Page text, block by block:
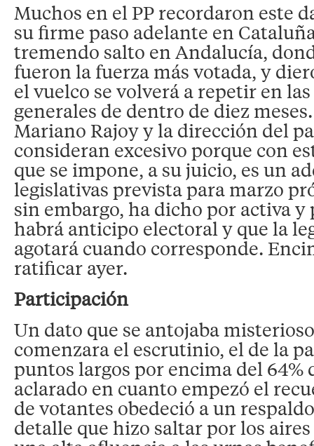
Muchos en el PP recordaron este
su firme paso adelante en
tremendo salto en Andalucía,
fueron la fuerza más votada, y
el vuelco se volverá a repetir en
generales de dentro de diez
Mariano Rajoy y la dirección del
consideran excesivo porque con
que se impone, a su juicio, es un
legislativas prevista para marzo
sin embargo, ha dicho por activa y
habrá anticipo electoral y que la
agotará cuando corresponde.
ratificar ayer.
Participación
Un dato que se antojaba
comenzara el escrutinio, el de la
puntos largos por encima del 64%
aclarado en cuanto empezó el
de votantes obedeció a un
detalle que hizo saltar por los